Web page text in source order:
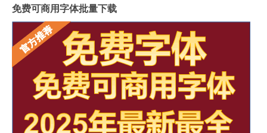
免费可商用字体批量下载